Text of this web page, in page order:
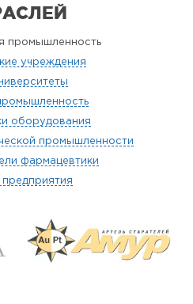
промышленность
учреждения
оборудования
промышленности
фармацевтики
предприятия